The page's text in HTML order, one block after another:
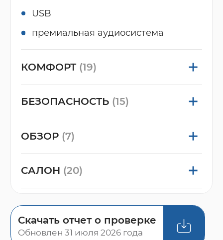
USB
премиальная аудиосистема
КОМФОРТ (19)
БЕЗОПАСНОСТЬ (15)
ОБЗОР (7)
САЛОН (20)
Скачать отчет о проверке
Обновлен 31 июля 2026 года